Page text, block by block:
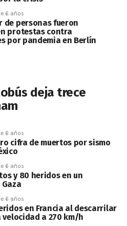
6 años
de personas fueron
protestas contra
por pandemia en Berlín
deja trece
6 años
cifra de muertos por sismo
6 años
y 80 heridos en un
6 años
en Francia al descarrilar
a 270 km/h